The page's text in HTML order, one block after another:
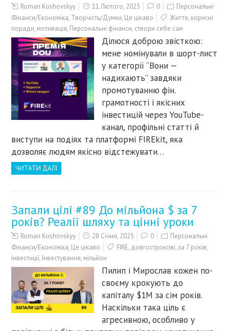
Roman Koshovskyy 11 Лютого, 2025 0
Персональні
Фінанси/Економіка, Творчість/Думки, Це цікаво Життя, корисні
поради, мотивація, Персональні фінанси, створи себе сам
Ділюся доброю звісткою:
мене номінували в шорт-лист
у категорії “Вони —
надихають” завдяки
промотуванню фін.
грамотності і якісних
інвестицій через YouTube-
канал, профільні статті й
виступи на подіях та платформі FIREkit, якa
дозволяє людям якісно відстежувати…
ЧИТАТИ ДАЛІ
Запали цілі #89 До мільйона $ за 7
років? Реалії шляху та цінні уроки
Roman Koshovskyy 28 Січня, 2025 0
Персональні
Фінанси/Економіка, Це цікаво FIRE, довгострокові,за 7 років,
інвестиції, Інвестування, мільйон
Пилип і Мирослав кожен по-
своєму крокують до
капіталу $1M за сім років.
Наскільки така ціль є
агресивною, особливо у